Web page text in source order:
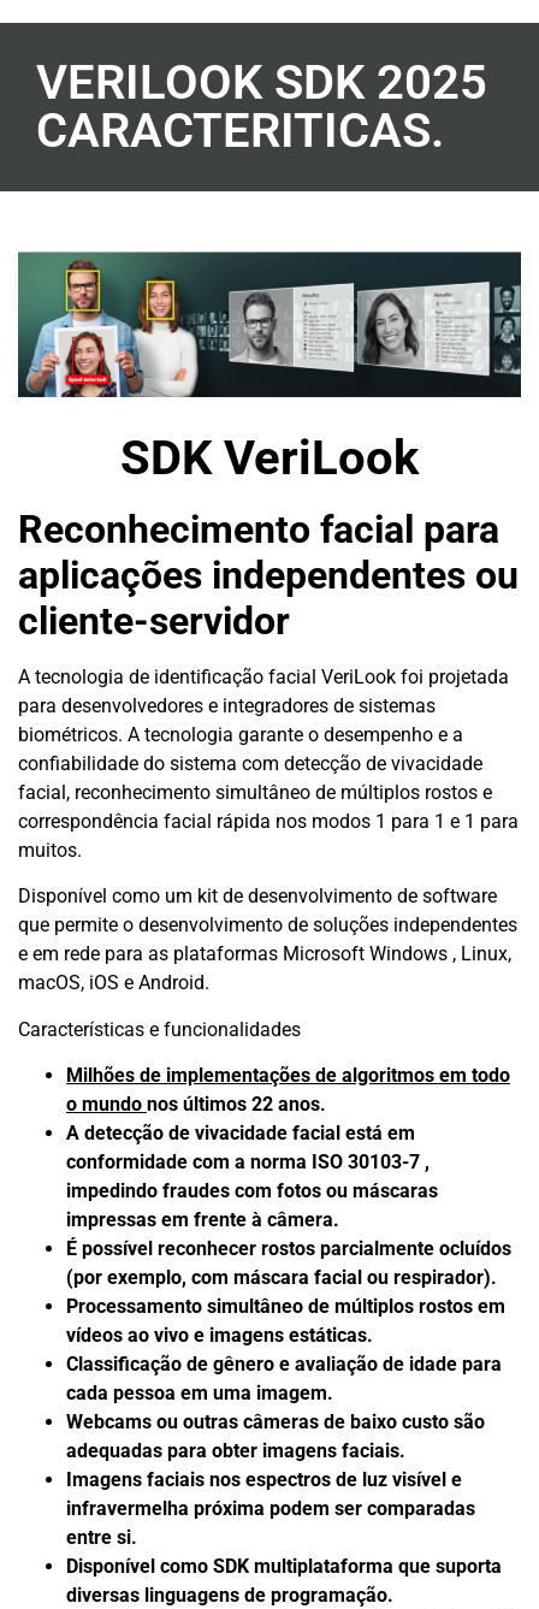
VERILOOK SDK 2025
CARACTERITICAS.
SDK VeriLook
Reconhecimento facial para
aplicações independentes ou
cliente-servidor
A tecnologia de identificação facial VeriLook foi projetada
para desenvolvedores e integradores de sistemas
biométricos. A tecnologia garante o desempenho e a
confiabilidade do sistema com detecção de vivacidade
facial, reconhecimento simultâneo de múltiplos rostos e
correspondência facial rápida nos modos 1 para 1 e 1 para
muitos.
Disponível como um kit de desenvolvimento de software
que permite o desenvolvimento de soluções independentes
e em rede para as plataformas Microsoft Windows , Linux,
macOS, iOS e Android.
Características e funcionalidades
Milhões de implementações de algoritmos em todo
o mundo nos últimos 22 anos.
A detecção de vivacidade facial está em
conformidade com a norma ISO 30103-7 ,
impedindo fraudes com fotos ou máscaras
impressas em frente à câmera.
É possível reconhecer rostos parcialmente ocluídos
(por exemplo, com máscara facial ou respirador).
Processamento simultâneo de múltiplos rostos em
vídeos ao vivo e imagens estáticas.
Classificação de gênero e avaliação de idade para
cada pessoa em uma imagem.
Webcams ou outras câmeras de baixo custo são
adequadas para obter imagens faciais.
Imagens faciais nos espectros de luz visível e
infravermelha próxima podem ser comparadas
entre si.
Disponível como SDK multiplataforma que suporta
diversas linguagens de programação.